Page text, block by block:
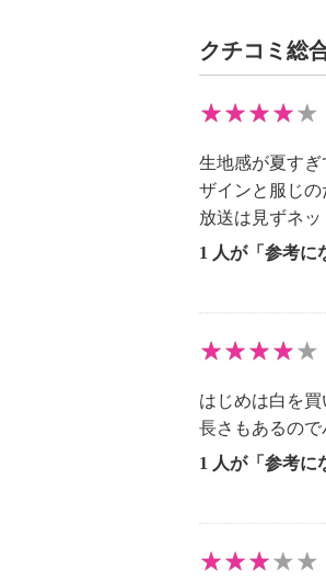
・自然乾燥：日
・アイロン仕上
・ウエットク
【メンテナンス
・ネット使用
【原産国（地）
・中国製
クチコミ総
生地感が夏す
ザインと服じの
放送は見ずネ
1 人が「参考に
はじめは白を
長さもあるので
1 人が「参考に